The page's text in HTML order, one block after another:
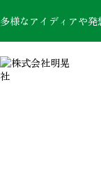
多様なアイディアや